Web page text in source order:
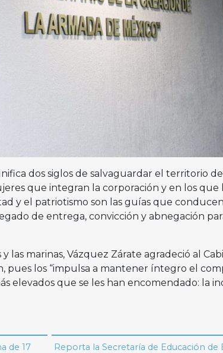
dos siglos de salvaguardar el territorio
que integran la corporación y en los que
y el patriotismo son las guías que
de entrega, convicción y abnegación
las marinas, Vázquez Zárate agradeció al
pues los “impulsa a mantener íntegro el
elevados que se les han encomendado: la
de 17
Reporta la Secretaría de Educación de